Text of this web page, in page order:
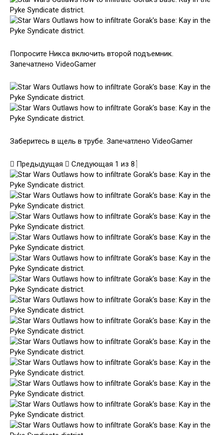
Попросите Никса включить второй подъемник.
Запечатлено VideoGamer
Заберитесь в щель в трубе. Запечатлено VideoGamer
Предыдущая Следующая 1 из 8